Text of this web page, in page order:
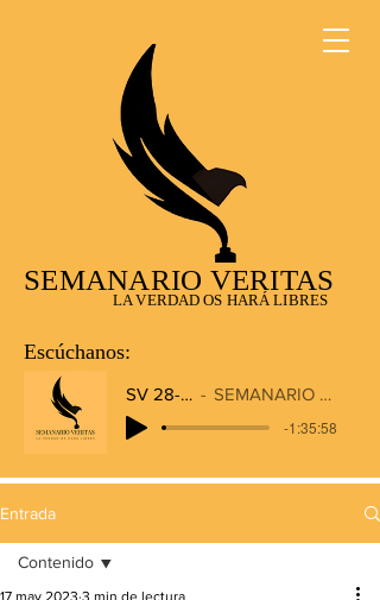
SEMANARIO VERITAS
LA VERDAD OS HARÁ LIBRES
Escúchanos:
SV 28-12-2025
SEMANARIO VERITAS RADIO
-1:35:58
Entrada
Contenido
17 may 2023 3 min de lectura